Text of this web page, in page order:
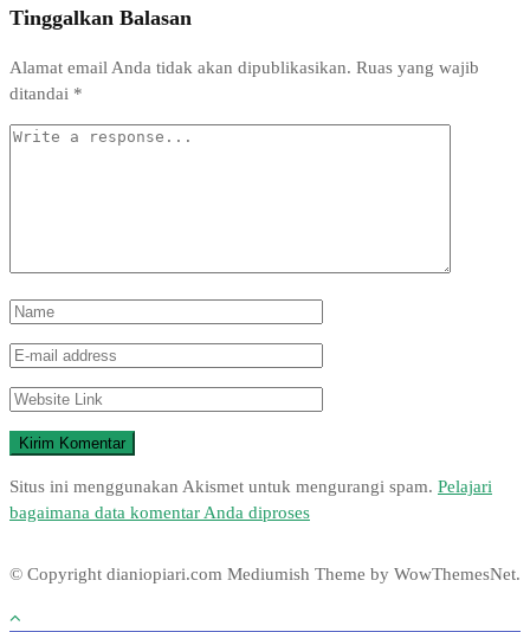
Tinggalkan Balasan
Alamat email Anda tidak akan dipublikasikan. Ruas yang wajib
ditandai *
Situs ini menggunakan Akismet untuk mengurangi spam. Pelajari
bagaimana data komentar Anda diproses
© Copyright dianiopiari.com Mediumish Theme by WowThemesNet.